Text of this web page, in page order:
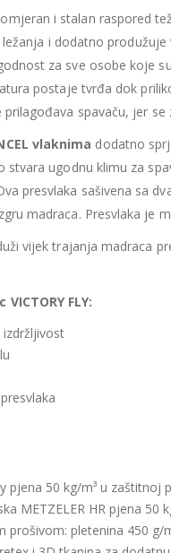
i stalan raspored
i dodatno
za sve osobe koje
postaje tvrđa dok
spavaču, jer
vlaknima dodatno
ugodnu klimu za
presvlaka sašivena sa
madraca. Presvlaka je
vijek trajanja madraca
FLY:
pjena 50 kg/m³ u zaštitnoj
METZELER HR pjena 50
prošivom: pletenina 450 g/